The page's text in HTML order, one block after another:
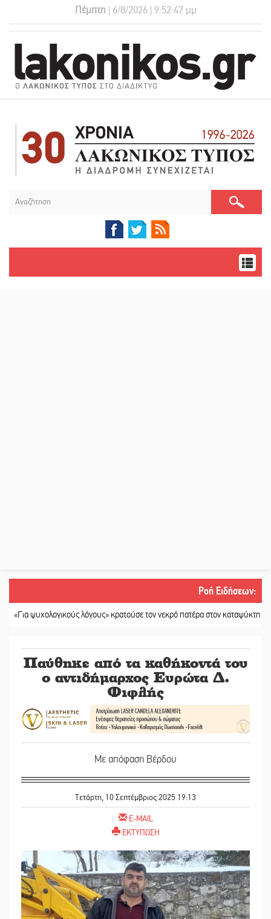
Πέμπτη | 6/8/2026 | 9:52:48 μμ
Ροή Ειδήσεων:
λόγους» κρατούσε τον νεκρό πατέρα στον καταψύκτη ||
Παύθηκε από τα καθήκοντά του
ο αντιδήμαρχος Ευρώτα Δ.
Φιφλής
Με απόφαση Βέρδου
Τετάρτη, 10 Σεπτέμβριος 2025 19:13
E-MAIL
ΕΚΤΥΠΩΣΗ